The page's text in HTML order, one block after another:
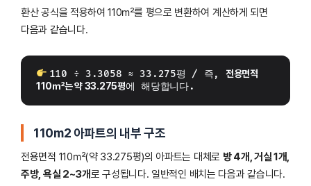
환산 공식을 적용하여 110㎡를 평으로 변환하여 계산하게 되면
다음과 같습니다.
110 ÷ 3.3058 ≈ 33.275평 / 즉, 전용면적
110㎡는 약 33.275평에 해당합니다.
110m2 아파트의 내부 구조
전용면적 110㎡(약 33.275평)의 아파트는 대체로 방 4개, 거실 1개,
주방, 욕실 2~3개로 구성됩니다. 일반적인 배치는 다음과 같습니다.